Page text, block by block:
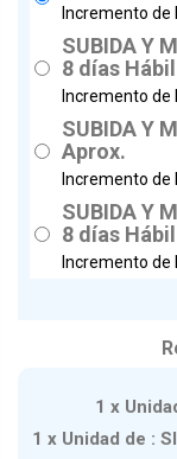
Incremento de
SUBIDA Y
8 días
Incremento de
SUBIDA Y
Aprox.
Incremento de
SUBIDA Y
8 días
Incremento de
1 x
1 x Unidad de :